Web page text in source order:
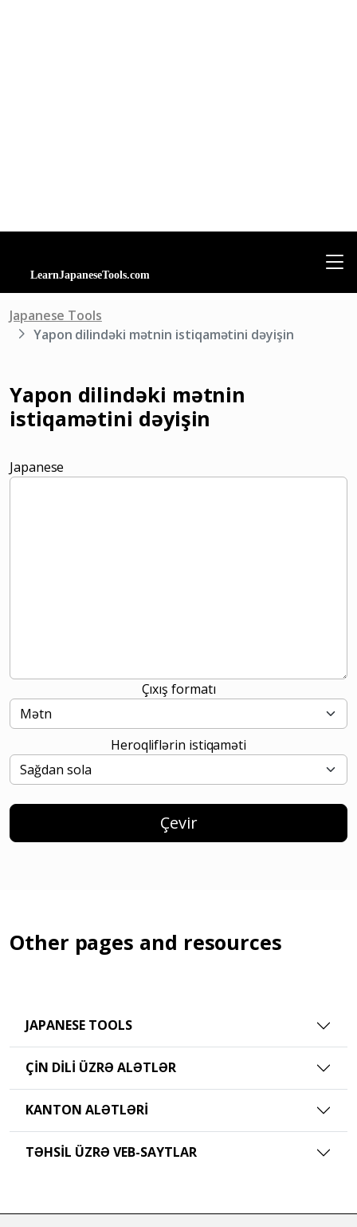
Japanese Tools
Yapon dilindəki mətnin istiqamətini dəyişin
Yapon dilindəki mətnin
istiqamətini dəyişin
Japanese
Çıxış formatı
Heroqliflərin istiqaməti
Çevir
Other pages and resources
JAPANESE TOOLS
ÇIN DILI ÜZRƏ ALƏTLƏR
KANTON ALƏTLƏRI
TƏHSIL ÜZRƏ VEB-SAYTLAR